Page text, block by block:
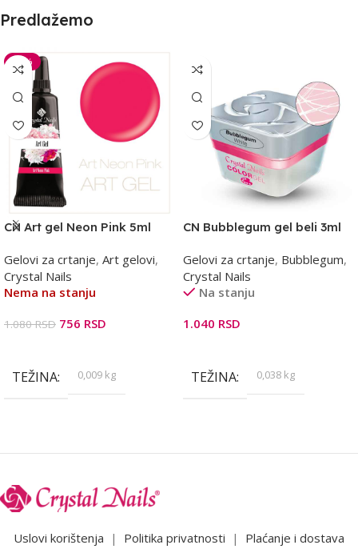
Predlažemo
-30%
CN Art gel Neon Pink 5ml
Gelovi za crtanje, Art gelovi,
Crystal Nails
Nema na stanju
1.080RSD 756 RSD
TEŽINA 0,009 kg
CN Bubblegum gel beli 3ml
Gelovi za crtanje, Bubblegum,
Crystal Nails
Na stanju
1.040 RSD
TEŽINA 0,038 kg
Uslovi korištenja | Politika privatnosti | Plaćanje i dostava